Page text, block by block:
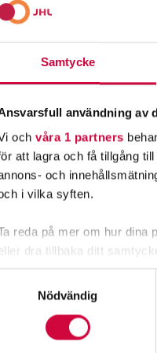
Samtycke
användning av
och våra 1 partners
att lagra och få tillgång
och
i vilka syften.
reda på mer om hur dina
dra tillbaka ditt
Vi använder
till de sociala medier och
Nödvändig
blev klart, vilket
som arbetar
JHL lägga till en
inskrivning, JHL:s
vår webbplats snart.
4092 460
050 5137 701
ansvar. För
assistenter som
och är
– Heta-